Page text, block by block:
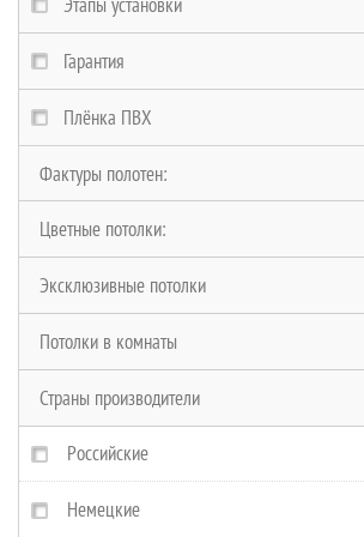
Гарантия
Плёнка ПВХ
Фактуры полотен:
Глянцевые полотна
Матовые полотна
Сатиновые полотна
Замшевые полотна
Фактурные полотна
Тканевые
Цветные потолки:
Черные потолки
Белые потолки
Красные потолки
Бежевые потолки
Коричневые потолки
Эксклюзивные потолки
Многоуровневые
Двухуровневые
Криволинейные
Парящие
Потолки в комнаты
В Ванную
На кухню
В спальню
Страны производители
Российские
Немецкие